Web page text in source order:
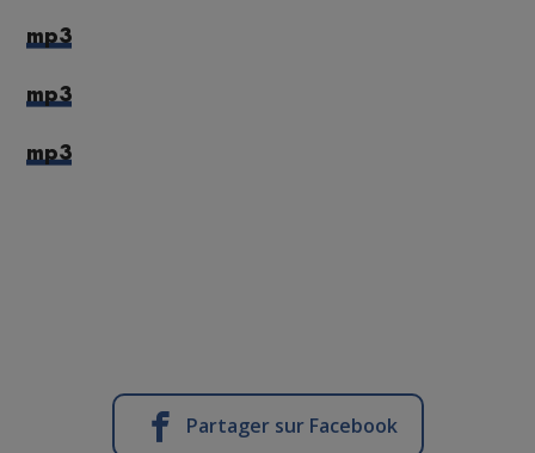
mp3
mp3
mp3
Partager sur Facebook